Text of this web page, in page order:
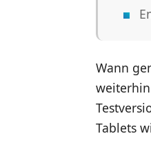
Wann
Tablets